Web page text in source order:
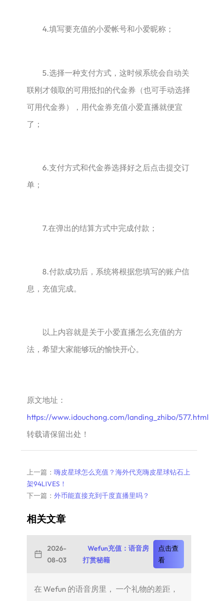
4.填写要充值的小爱帐号和小爱昵称；
5.选择一种支付方式，这时候系统会自动关
联刚才领取的可用抵扣的代金券（也可手动选择
可用代金券），用代金券充值小爱直播就便宜
了；
6.支付方式和代金券选择好之后点击提交订
单；
7.在弹出的结算方式中完成付款；
8.付款成功后，系统将根据您填写的账户信
息，充值完成。
以上内容就是关于小爱直播怎么充值的方
法，希望大家能够玩的愉快开心。
原文地址：
https://www.idouchong.com/landing_zhibo/577.html
转载请保留出处！
上一篇： 嗨皮星球怎么充值？海外代充嗨皮星球钻石上
架94LIVES！
下一篇： 外币能直接充到千度直播里吗？
相关文章
2026-
08-03
Wefun充值：语音房
打赏秘籍
点击查
看
在 Wefun 的语音房里， 一个礼物的差距，